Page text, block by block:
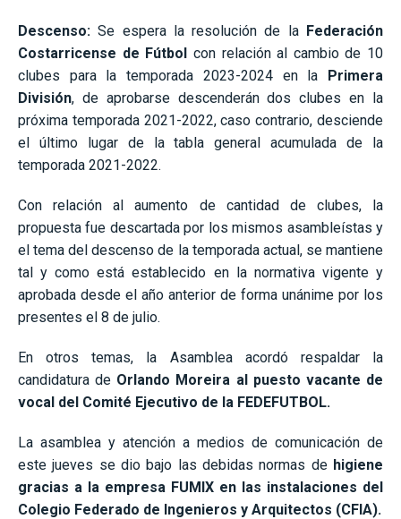
Descenso: Se espera la resolución de la Federación
Costarricense de Fútbol con relación al cambio de 10
clubes para la temporada 2023-2024 en la Primera
División, de aprobarse descenderán dos clubes en la
próxima temporada 2021-2022, caso contrario, desciende
el último lugar de la tabla general acumulada de la
temporada 2021-2022.
Con relación al aumento de cantidad de clubes, la
propuesta fue descartada por los mismos asambleístas y
el tema del descenso de la temporada actual, se mantiene
tal y como está establecido en la normativa vigente y
aprobada desde el año anterior de forma unánime por los
presentes el 8 de julio.
En otros temas, la Asamblea acordó respaldar la
candidatura de Orlando Moreira al puesto vacante de
vocal del Comité Ejecutivo de la FEDEFUTBOL.
La asamblea y atención a medios de comunicación de
este jueves se dio bajo las debidas normas de higiene
gracias a la empresa FUMIX en las instalaciones del
Colegio Federado de Ingenieros y Arquitectos (CFIA).